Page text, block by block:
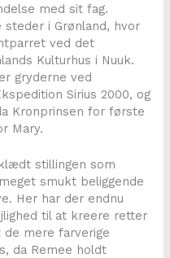
med sit fag.
i Grønland, hvor
ved det
Kulturhus i Nuuk.
gryderne ved
Sirius 2000, og
Kronprinsen for første
Mary.
stillingen som
smukt beliggende
Her har der endnu
til at kreere retter
de mere farverige
da Remee holdt